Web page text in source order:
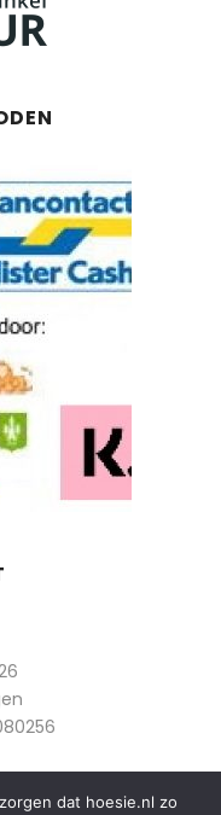
dat hoesie.nl zo